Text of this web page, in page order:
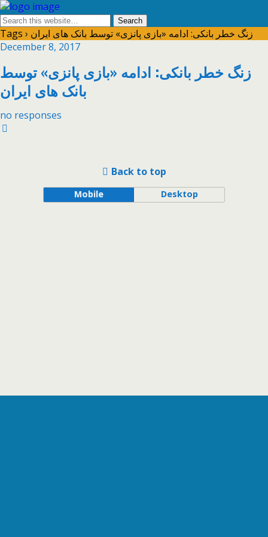
Tags › زنگ خطر بانکی: ادامه «بازی پانزی» توسط بانک های ایران
December 8, 2017
زنگ خطر بانکی: ادامه «بازی پانزی» توسط
بانک های ایران
no responses
Back to top
Mobile Desktop